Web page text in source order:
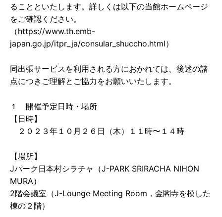
ることといたします。詳しくは以下の当館ホームページ
をご確認ください。
（https://www.th.emb-
japan.go.jp/itpr_ja/consular_shuccho.html）
同出張サービスを利用される方におかれては、後述の諸
点につきご理解とご協力をお願いいたします。
１ 開催予定日時・場所
【日時】
２０２３年１０月２６日（木）１１時〜１４時
【場所】
Jパーク日本村シラチャ（J-PARK SRIRACHA NIHON
MURA）
2階会議室（J-Lounge Meeting Room，金閣寺を模した
棟の２階）